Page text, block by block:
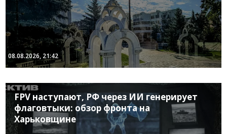
08.08.2026, 21:42
FPV наступают, РФ через ИИ генерирует
флаговтыки: обзор фронта на
Харьковщине